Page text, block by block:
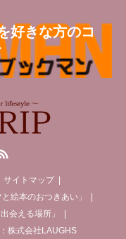
好きな方のコ
サイトマップ
と絵本のおつきあい」
出会える場所」
株式会社LAUGHS